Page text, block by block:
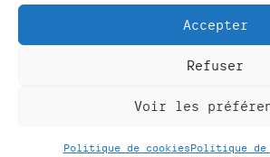
Accepter
Refuser
Voir les
Politique de cookiesPolitique
Horaires de notre institut
Jeudi & Vendredi de 9 à